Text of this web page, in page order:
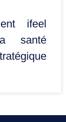
ifeel
santé